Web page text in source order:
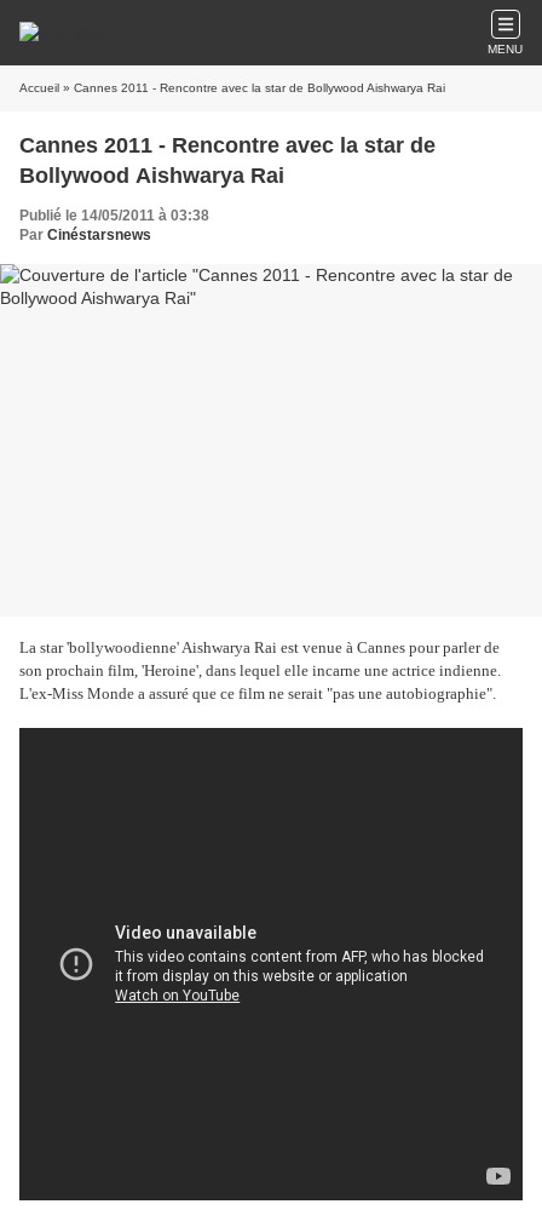
MENU
Accueil » Cannes 2011 - Rencontre avec la star de Bollywood Aishwarya Rai
Cannes 2011 - Rencontre avec la star de
Bollywood Aishwarya Rai
Publié le 14/05/2011 à 03:38
Par Cinéstarsnews
La star 'bollywoodienne' Aishwarya Rai est venue à Cannes pour parler de
son prochain film, 'Heroine', dans lequel elle incarne une actrice indienne.
L'ex-Miss Monde a assuré que ce film ne serait "pas une autobiographie".